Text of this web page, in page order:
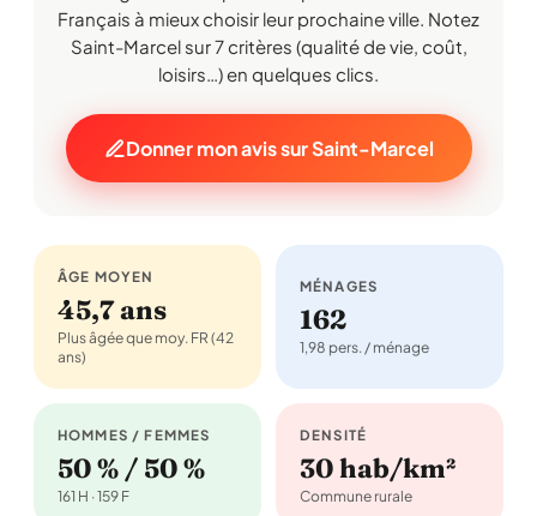
Français à mieux choisir leur prochaine ville. Notez
Saint-Marcel sur 7 critères (qualité de vie, coût,
loisirs…) en quelques clics.
Donner mon avis sur Saint-Marcel
ÂGE MOYEN
45,7 ans
Plus âgée que moy. FR (42
ans)
MÉNAGES
162
1,98 pers. / ménage
HOMMES / FEMMES
50 % / 50 %
161 H · 159 F
DENSITÉ
30 hab/km²
Commune rurale